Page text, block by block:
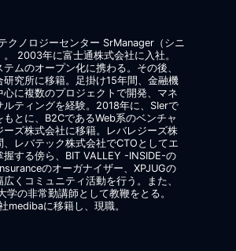
クノロジーセンター SrManager（シニ
2003年に富士通株式会社に入社。
ムのオープン化に携わる。その後、
研究所に移籍。足掛け15年間、金融機
心に複数のプロジェクトで開発、マネ
ルティングを経験。2018年に、SIerで
とに、B2CであるWeb系のベンチャ
ーズ株式会社に移籍。レバレジーズ株
、レバテック株式会社でCTOとしてエ
握する傍ら、BIT VALLEY -INSIDE-の
のオーガナイザー、XPJUGの
くコミュニティ活動を行う。また、
学の非常勤講師として教鞭をとる。
medibaに移籍し、現職。